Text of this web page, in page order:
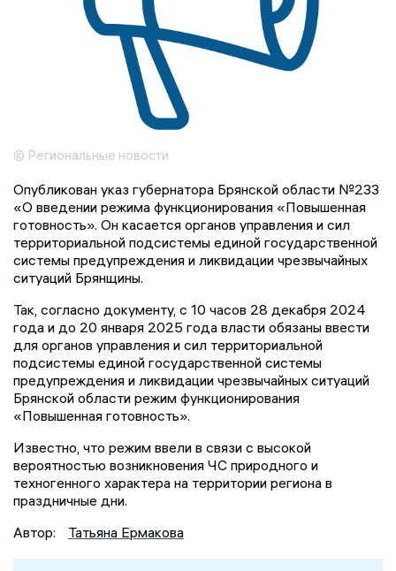
© Региональные новости
Опубликован указ губернатора Брянской области №233
«О введении режима функционирования «Повышенная
готовность». Он касается органов управления и сил
территориальной подсистемы единой государственной
системы предупреждения и ликвидации чрезвычайных
ситуаций Брянщины.
Так, согласно документу, с 10 часов 28 декабря 2024
года и до 20 января 2025 года власти обязаны ввести
для органов управления и сил территориальной
подсистемы единой государственной системы
предупреждения и ликвидации чрезвычайных ситуаций
Брянской области режим функционирования
«Повышенная готовность».
Известно, что режим ввели в связи с высокой
вероятностью возникновения ЧС природного и
техногенного характера на территории региона в
праздничные дни.
Автор:
Татьяна Ермакова